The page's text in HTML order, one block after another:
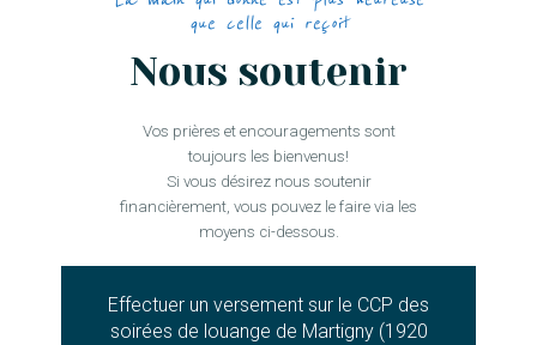
que celle qui reçoit
Nous soutenir
Vos prières et encouragements sont
toujours les bienvenus!
Si vous désirez nous soutenir
financièrement, vous pouvez le faire via les
moyens ci-dessous.
Effectuer un versement sur le CCP des
soirées de louange de Martigny (1920